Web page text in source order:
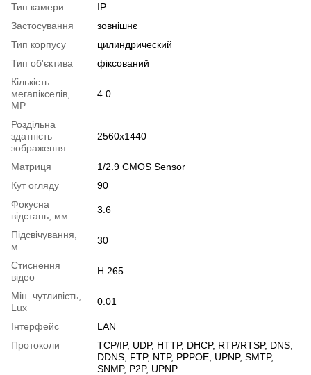
Тип камери
IP
Застосування
зовнішнє
Тип корпусу
цилиндрический
Тип об'єктива
фіксований
Кількість
мегапікселів,
MP
4.0
Роздільна
здатність
зображення
2560x1440
Матриця
1/2.9 CMOS Sensor
Кут огляду
90
Фокусна
відстань, мм
3.6
Підсвічування,
м
30
Стиснення
відео
H.265
Мін. чутливість,
Lux
0.01
Інтерфейс
LAN
Протоколи
TCP/IP, UDP, HTTP, DHCP, RTP/RTSP, DNS,
DDNS, FTP, NTP, PPPOE, UPNP, SMTP,
SNMP, P2P, UPNP